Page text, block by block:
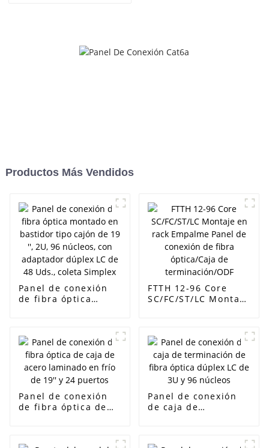
Productos Más Vendidos
Panel de conexión
de fibra óptica
adaptador dúplex LC
de 48 Uds., coleta
Simplex
FTTH 12-96 Core
SC/FC/ST/LC Montaje
de fibra óptica/Caja
de terminación/ODF
Panel de conexión
de fibra óptica de
Panel de conexión
de caja de